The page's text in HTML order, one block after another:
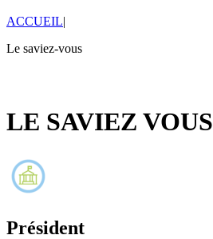
ACCUEIL|
Le saviez-vous
LE SAVIEZ VOUS
Président